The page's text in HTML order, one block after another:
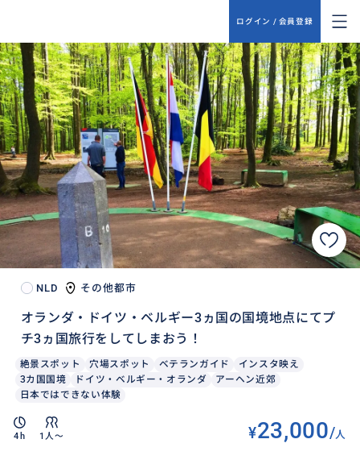
ログイン / 会員登録
NLD その他都市
オランダ・ドイツ・ベルギー3ヵ国の国境地点にてプ
チ3ヵ国旅行をしてしまおう！
絶景スポット 穴場スポット ベテランガイド
インスタ映え
3カ国国境
ドイツ・ベルギー・オランダ
アーヘン近郊
日本ではできない体験
4h 1人〜 ¥23,000/人